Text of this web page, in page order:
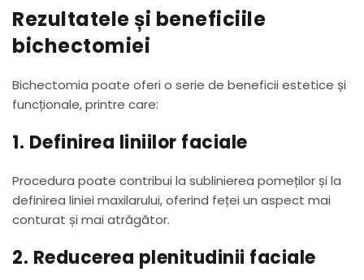
Rezultatele și beneficiile
bichectomiei
Bichectomia poate oferi o serie de beneficii estetice și
funcționale, printre care:
1. Definirea liniilor faciale
Procedura poate contribui la sublinierea pomeților și la
definirea liniei maxilarului, oferind feței un aspect mai
conturat și mai atrăgător.
2. Reducerea plenitudinii faciale